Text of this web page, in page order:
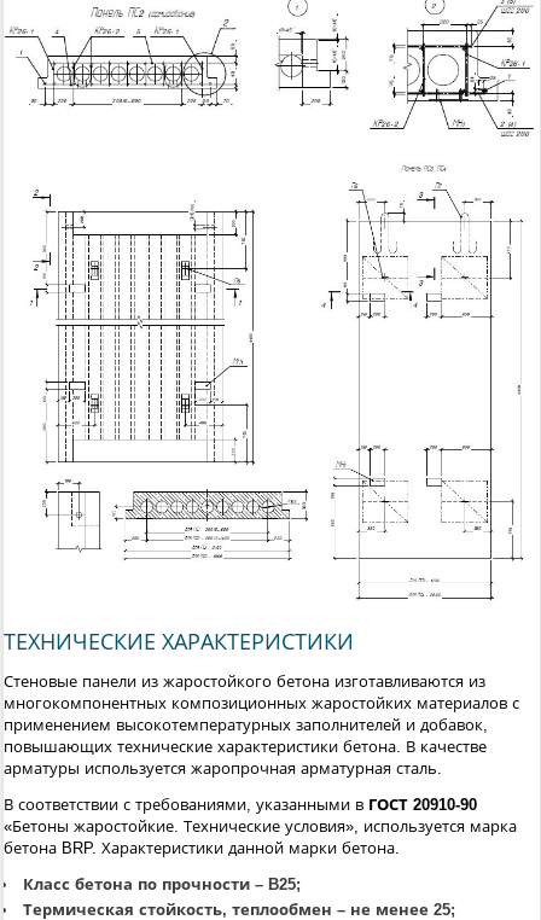
ТЕХНИЧЕСКИЕ ХАРАКТЕРИСТИКИ
Стеновые панели из жаростойкого бетона изготавливаются из
многокомпонентных композиционных жаростойких материалов с
применением высокотемпературных заполнителей и добавок,
повышающих технические характеристики бетона. В качестве
арматуры используется жаропрочная арматурная сталь.
В соответствии с требованиями, указанными в ГОСТ 20910-90
«Бетоны жаростойкие. Технические условия», используется марка
бетона BRP. Характеристики данной марки бетона.
Класс бетона по прочности – B25;
Термическая стойкость, теплообмен – не менее 25;